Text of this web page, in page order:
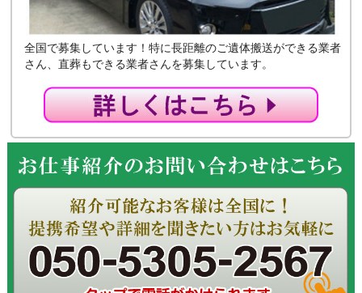
全国で募集しています！特に長距離のご遺体搬送ができる業者
さん、直葬もできる業者さんを募集しています。